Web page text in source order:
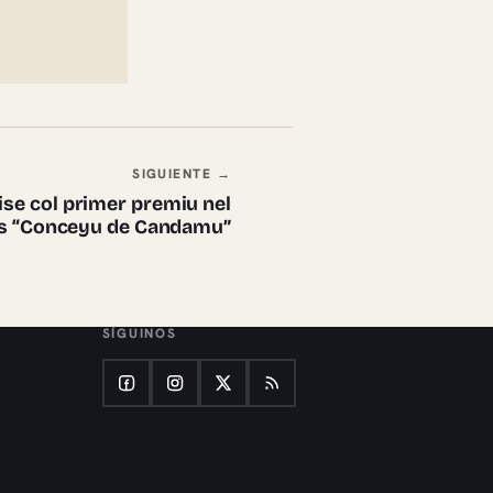
SIGUIENTE →
col primer premiu nel
de Candamu”
SÍGUINOS